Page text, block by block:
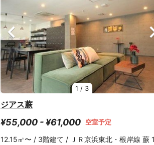
1 / 3
ジアス蕨
¥55,000 - ¥61,000 空室予定
12.15㎡〜 / 3階建て /
ＪＲ京浜東北・根岸線 蕨